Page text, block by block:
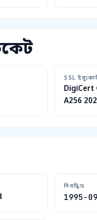
SSL
DigiCert
A256
নিবন্ধিত
1995-